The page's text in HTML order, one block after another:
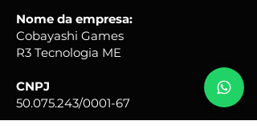
Nome da empresa:
Cobayashi Games
R3 Tecnologia ME
CNPJ
50.075.243/0001-67